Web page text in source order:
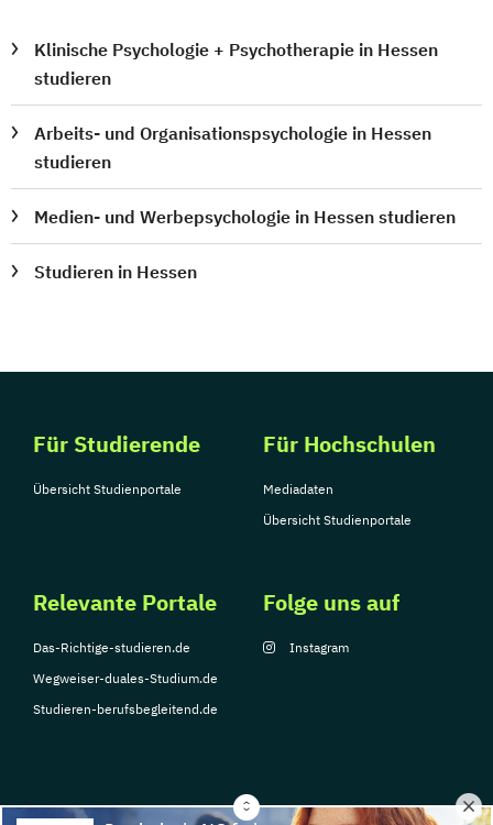
Klinische Psychologie + Psychotherapie in Hessen
studieren
Arbeits- und Organisationspsychologie in Hessen
studieren
Medien- und Werbepsychologie in Hessen studieren
Studieren in Hessen
Für Studierende
Übersicht Studienportale
Für Hochschulen
Mediadaten
Übersicht Studienportale
Relevante Portale
Das-Richtige-studieren.de
Wegweiser-duales-Studium.de
Studieren-berufsbegleitend.de
Folge uns auf
Instagram